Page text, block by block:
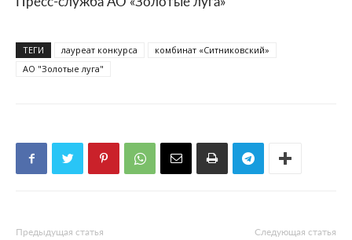
ТЕГИ лауреат конкурса
комбинат «Ситниковский»
АО "Золотые луга"
Предыдущая статья Следующая статья